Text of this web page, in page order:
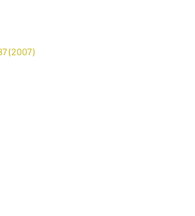
(2007)